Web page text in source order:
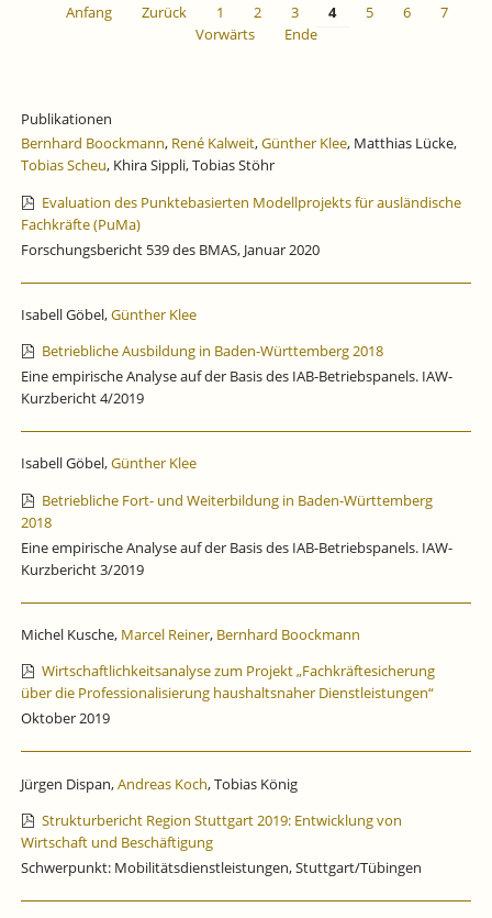
DAS
Anfang
Zurück 1 2 3 4 5 6
7
Vorwärts
Ende
Publikationen
Bernhard Boockmann, René Kalweit,Günther Klee, Matthias Lücke,
Tobias Scheu, Khira Sippli, Tobias Stöhr
Evaluation des Punktebasierten Modellprojekts für ausländische
Fachkräfte (PuMa)
Forschungsbericht 539 des BMAS, Januar 2020
Isabell Göbel,Günther Klee
Betriebliche Ausbildung in Baden-Württemberg 2018
Eine empirische Analyse auf der Basis des IAB-Betriebspanels. IAW-
Kurzbericht 4/2019
Isabell Göbel,Günther Klee
Betriebliche Fort- und Weiterbildung in Baden-Württemberg
2018
Eine empirische Analyse auf der Basis des IAB-Betriebspanels. IAW-
Kurzbericht 3/2019
Michel Kusche, Marcel Reiner, Bernhard Boockmann
Wirtschaftlichkeitsanalyse zum Projekt „Fachkräftesicherung
über die Professionalisierung haushaltsnaher Dienstleistungen“
Oktober 2019
Jürgen Dispan,Andreas Koch, Tobias König
Strukturbericht Region Stuttgart 2019: Entwicklung von
Wirtschaft und Beschäftigung
Schwerpunkt: Mobilitätsdienstleistungen, Stuttgart/Tübingen